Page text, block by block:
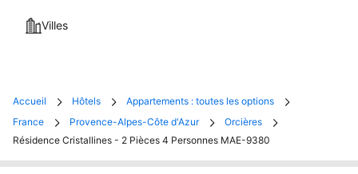
Villes
Accueil Hôtels
Appartements : toutes les options
France
Provence-Alpes-Côte d'Azur
Orcières
Résidence Cristallines - 2 Pièces 4 Personnes MAE-9380